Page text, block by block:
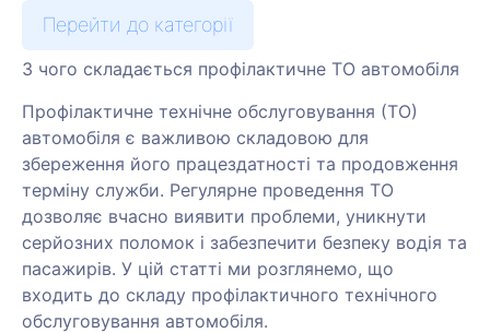
Перейти до категорії
З чого складається профілактичне ТО автомобіля
Профілактичне технічне обслуговування (ТО)
автомобіля є важливою складовою для
збереження його працездатності та продовження
терміну служби. Регулярне проведення ТО
дозволяє вчасно виявити проблеми, уникнути
серйозних поломок і забезпечити безпеку водія та
пасажирів. У цій статті ми розглянемо, що
входить до складу профілактичного технічного
обслуговування автомобіля.